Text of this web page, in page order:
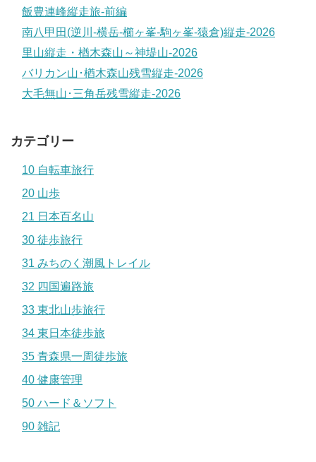
飯豊連峰縦走旅-前編
南八甲田(逆川-横岳-櫛ヶ峯-駒ヶ峯-猿倉)縦走-2026
里山縦走・楢木森山～神堤山-2026
バリカン山･楢木森山残雪縦走-2026
大毛無山･三角岳残雪縦走-2026
カテゴリー
10 自転車旅行
20 山歩
21 日本百名山
30 徒歩旅行
31 みちのく潮風トレイル
32 四国遍路旅
33 東北山歩旅行
34 東日本徒歩旅
35 青森県一周徒歩旅
40 健康管理
50 ハード＆ソフト
90 雑記